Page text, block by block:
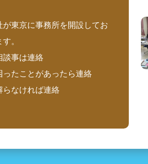
が東京に事務所を開設してお
す。
談事は連絡
ったことがあったら連絡
らなければ連絡